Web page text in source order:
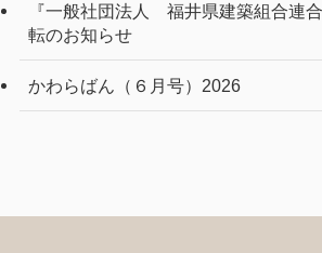
『一般社団法人 福井県建築組合連
転のお知らせ
かわらばん（６月号）2026